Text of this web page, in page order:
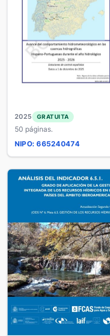
2025 GRATUITA
50 páginas.
NIPO: 665240474